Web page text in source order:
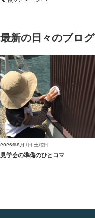
最新の日々のブログ
2026年8月1日 土曜日
見学会の準備のひとコマ